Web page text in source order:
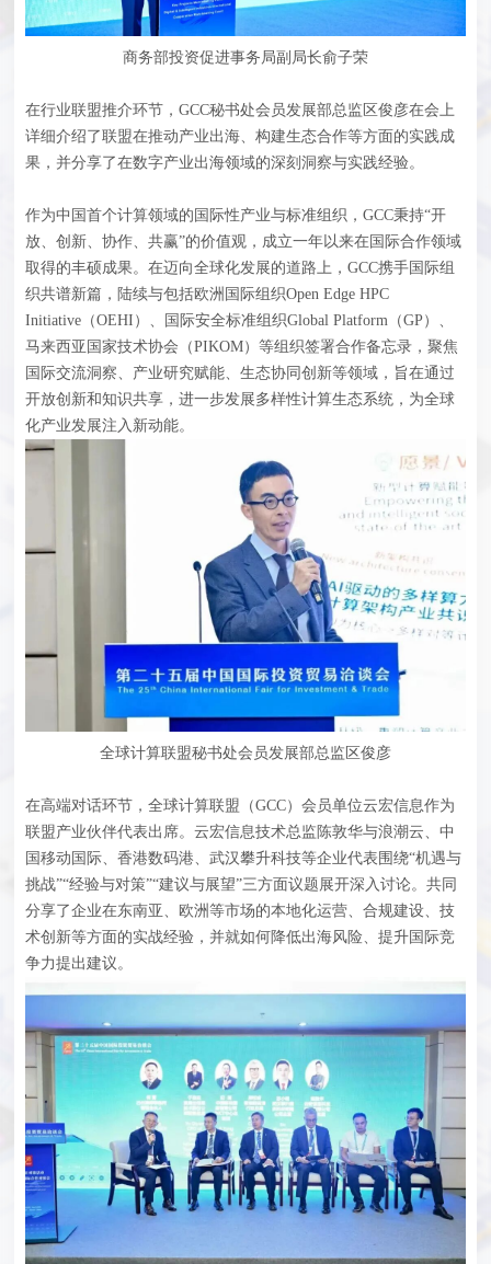
商务部投资促进事务局副局长俞子荣
在行业联盟推介环节，GCC秘书处会员发展部总监区俊彦在会上
详细介绍了联盟在推动产业出海、构建生态合作等方面的实践成
果，并分享了在数字产业出海领域的深刻洞察与实践经验。
作为中国首个计算领域的国际性产业与标准组织，GCC秉持“开
放、创新、协作、共赢”的价值观，成立一年以来在国际合作领域
取得的丰硕成果。在迈向全球化发展的道路上，GCC携手国际组
织共谱新篇，陆续与包括欧洲国际组织Open Edge HPC
Initiative（OEHI）、国际安全标准组织Global Platform（GP）、
马来西亚国家技术协会（PIKOM）等组织签署合作备忘录，聚焦
国际交流洞察、产业研究赋能、生态协同创新等领域，旨在通过
开放创新和知识共享，进一步发展多样性计算生态系统，为全球
化产业发展注入新动能。
全球计算联盟秘书处会员发展部总监区俊彦
在高端对话环节，全球计算联盟（GCC）会员单位云宏信息作为
联盟产业伙伴代表出席。云宏信息技术总监陈敦华与浪潮云、中
国移动国际、香港数码港、武汉攀升科技等企业代表围绕“机遇与
挑战”“经验与对策”“建议与展望”三方面议题展开深入讨论。共同
分享了企业在东南亚、欧洲等市场的本地化运营、合规建设、技
术创新等方面的实战经验，并就如何降低出海风险、提升国际竞
争力提出建议。